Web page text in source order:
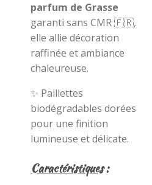
parfum de Grasse
garanti sans CMR 🇫🇷,
elle allie décoration
raffinée et ambiance
chaleureuse.
✨ Paillettes
biodégradables dorées
pour une finition
lumineuse et délicate.
Caractéristiques: